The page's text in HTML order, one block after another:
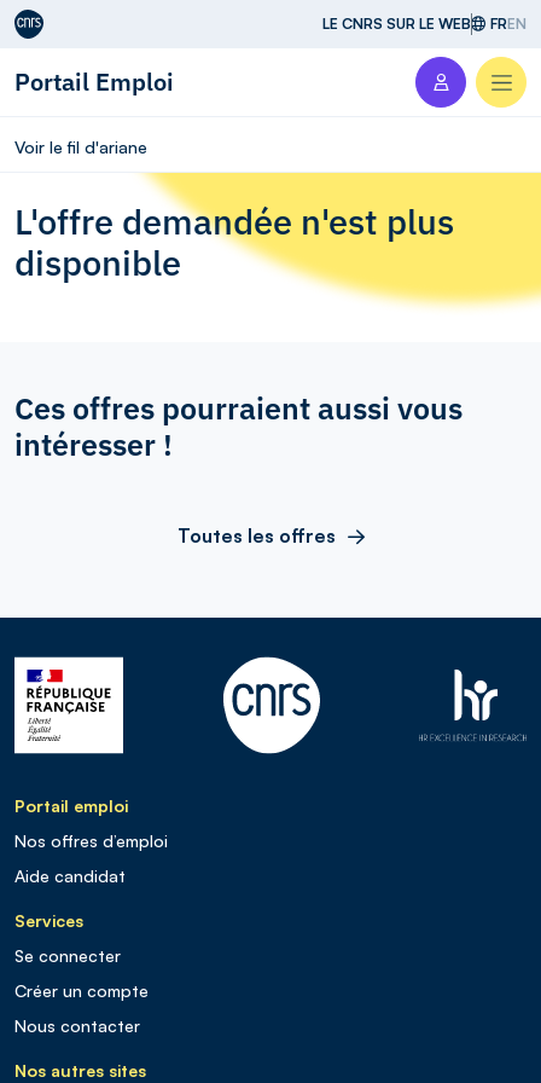
Aller au contenu LE CNRS SUR LE WEB FREN
Portail Emploi
Voir le fil d'ariane
L'offre demandée n'est plus
disponible
Ces offres pourraient aussi vous
intéresser !
Toutes les offres
Portail emploi
Nos offres d’emploi
Aide candidat
Services
Se connecter
Créer un compte
Nous contacter
Nos autres sites